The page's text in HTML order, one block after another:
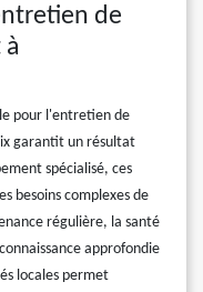
de
pour l'entretien de
garantit un résultat
spécialisé, ces
besoins complexes de
régulière, la santé
approfondie
locales permet